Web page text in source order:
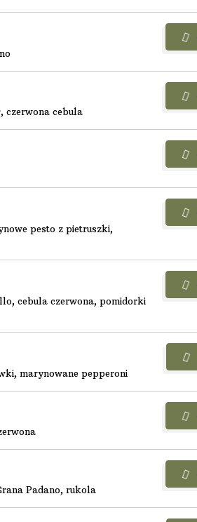
czerwona cebula
pesto z pietruszki,
cebula czerwona, pomidorki
marynowane pepperoni
Padano, rukola